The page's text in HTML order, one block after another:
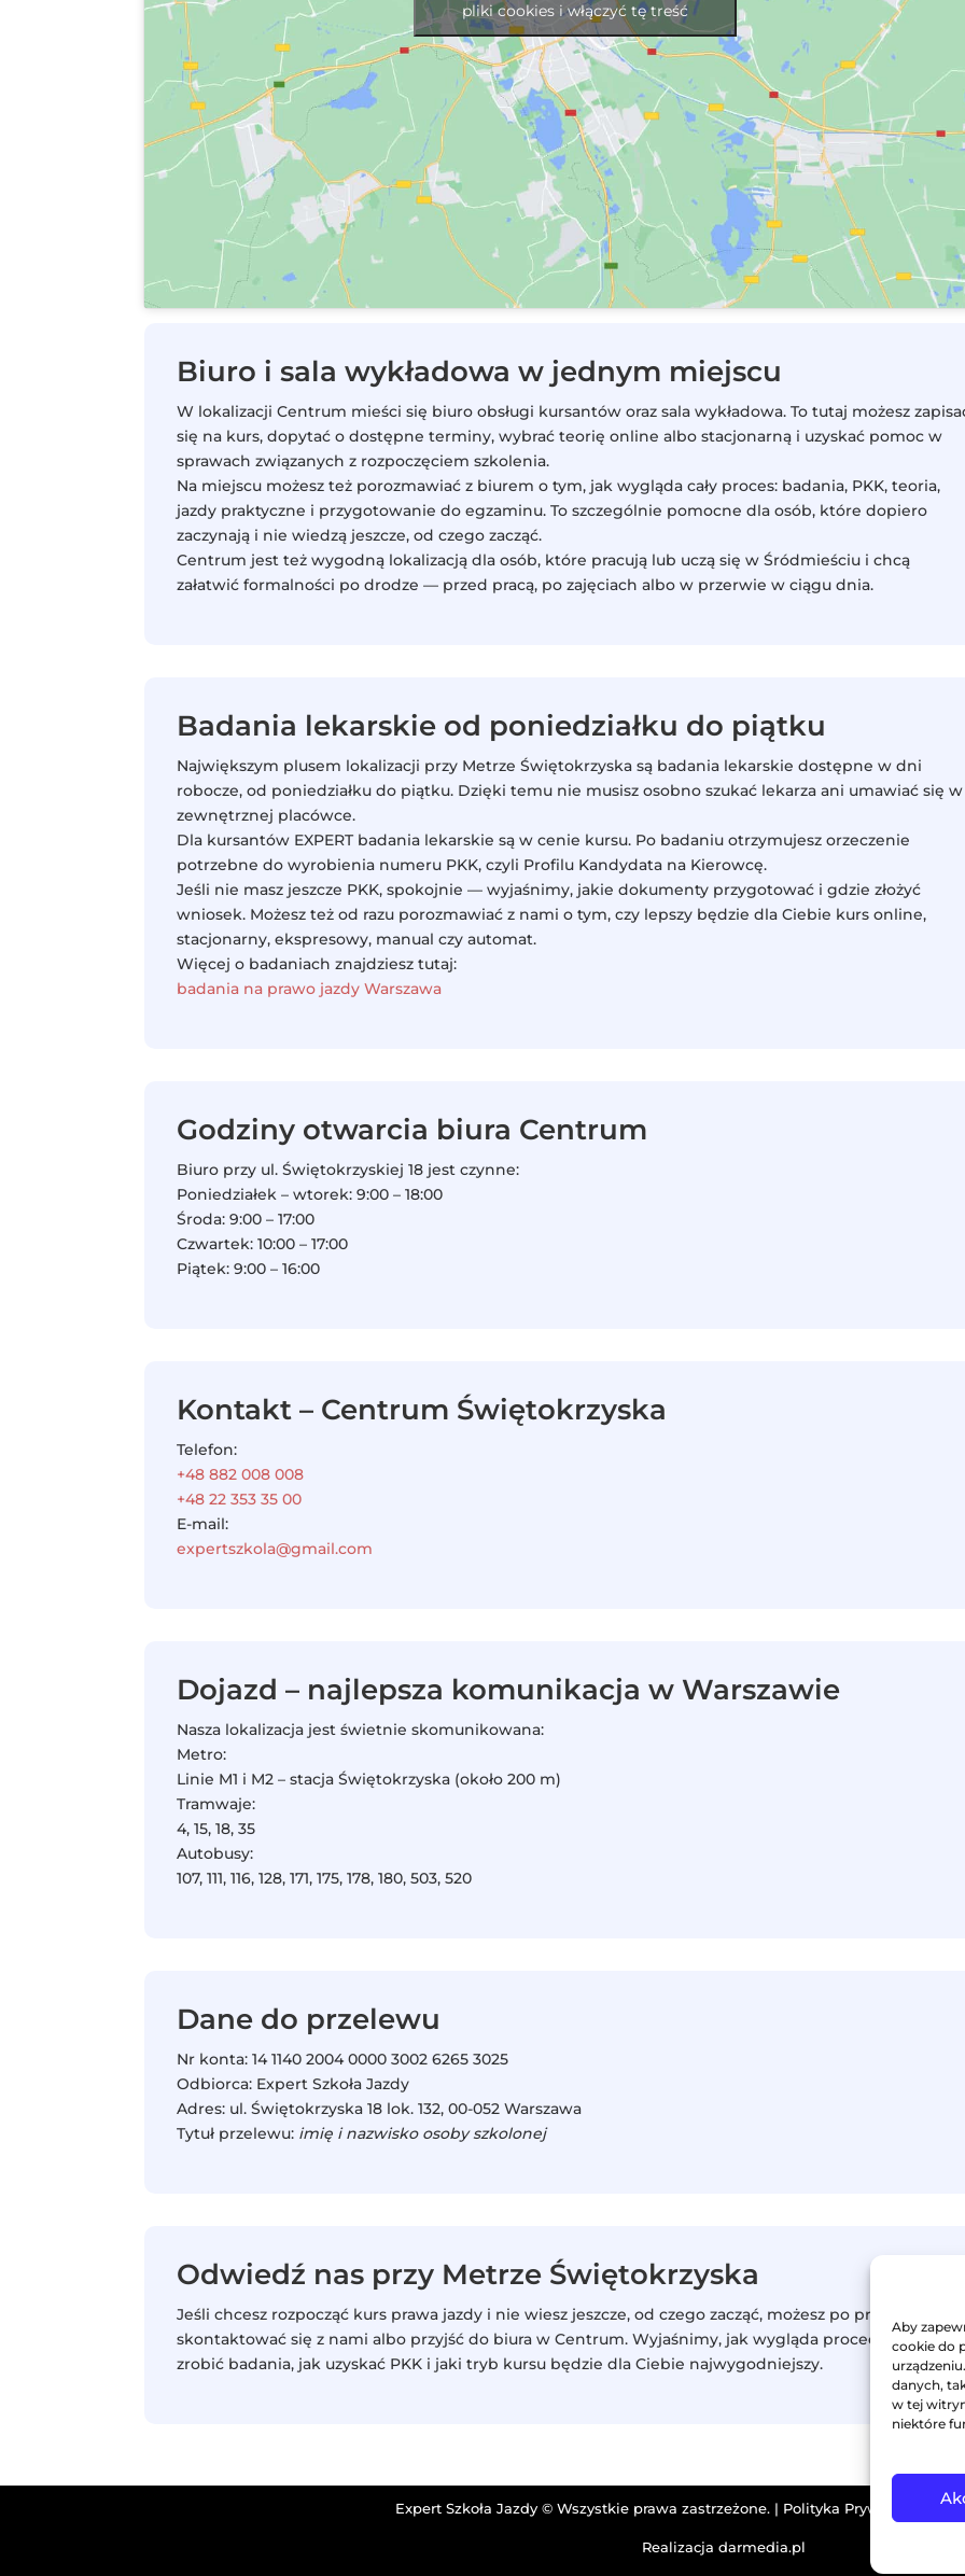
Aby
cookie do
danych,
w tej
niektóre
pliki cookies i włączyć tę treść
Biuro i sala wykładowa w jednym miejscu
W lokalizacji Centrum mieści się biuro obsługi kursantów oraz sala wykładowa. To tutaj możesz
się na kurs, dopytać o dostępne terminy, wybrać teorię online albo stacjonarną i uzyskać pomoc w
sprawach związanych z rozpoczęciem szkolenia.
Na miejscu możesz też porozmawiać z biurem o tym, jak wygląda cały proces: badania, PKK, teoria,
jazdy praktyczne i przygotowanie do egzaminu. To szczególnie pomocne dla osób, które dopiero
zaczynają i nie wiedzą jeszcze, od czego zacząć.
Centrum jest też wygodną lokalizacją dla osób, które pracują lub uczą się w Śródmieściu i chcą
załatwić formalności po drodze — przed pracą, po zajęciach albo w przerwie w ciągu dnia.
Badania lekarskie od poniedziałku do piątku
Największym plusem lokalizacji przy Metrze Świętokrzyska są badania lekarskie dostępne w dni
robocze, od poniedziałku do piątku. Dzięki temu nie musisz osobno szukać lekarza ani umawiać się w
zewnętrznej placówce.
Dla kursantów EXPERT badania lekarskie są w cenie kursu. Po badaniu otrzymujesz orzeczenie
potrzebne do wyrobienia numeru PKK, czyli Profilu Kandydata na Kierowcę.
Jeśli nie masz jeszcze PKK, spokojnie — wyjaśnimy, jakie dokumenty przygotować i gdzie złożyć
wniosek. Możesz też od razu porozmawiać z nami o tym, czy lepszy będzie dla Ciebie kurs online,
stacjonarny, ekspresowy, manual czy automat.
Więcej o badaniach znajdziesz tutaj:
badania na prawo jazdy Warszawa
Godziny otwarcia biura Centrum
Biuro przy ul. Świętokrzyskiej 18 jest czynne:
Poniedziałek – wtorek: 9:00 – 18:00
Środa: 9:00 – 17:00
Czwartek: 10:00 – 17:00
Piątek: 9:00 – 16:00
Kontakt – Centrum Świętokrzyska
Telefon:
+48 882 008 008
+48 22 353 35 00
E-mail:
expertszkola@gmail.com
Dojazd – najlepsza komunikacja w Warszawie
Nasza lokalizacja jest świetnie skomunikowana:
Metro:
Linie M1 i M2 – stacja Świętokrzyska (około 200 m)
Tramwaje:
4, 15, 18, 35
Autobusy:
107, 111, 116, 128, 171, 175, 178, 180, 503, 520
Dane do przelewu
Nr konta: 14 1140 2004 0000 3002 6265 3025
Odbiorca: Expert Szkoła Jazdy
Adres: ul. Świętokrzyska 18 lok. 132, 00-052 Warszawa
Tytuł przelewu: imię i nazwisko osoby szkolonej
Odwiedź nas przy Metrze Świętokrzyska
Jeśli chcesz rozpocząć kurs prawa jazdy i nie wiesz jeszcze, od czego zacząć, możesz po prostu
skontaktować się z nami albo przyjść do biura w Centrum. Wyjaśnimy, jak wygląda procedura, kiedy
zrobić badania, jak uzyskać PKK i jaki tryb kursu będzie dla Ciebie najwygodniejszy.
Expert Szkoła Jazdy © Wszystkie prawa zastrzeżone. | Polityka Prywatności i
Realizacja darmedia.pl